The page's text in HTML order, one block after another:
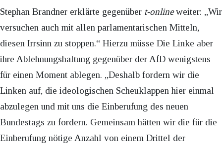
Stephan Brandner erklärte gegenüber t-onlineweiter: „Wir
versuchen auch mit allen parlamentarischen Mitteln,
diesen Irrsinn zu stoppen.“ Hierzu müsse Die Linke aber
ihre Ablehnungshaltung gegenüber der AfD wenigstens
für einen Moment ablegen. „Deshalb fordern wir die
Linken auf, die ideologischen Scheuklappen hier einmal
abzulegen und mit uns die Einberufung des neuen
Bundestags zu fordern. Gemeinsam hätten wir die für die
Einberufung nötige Anzahl von einem Drittel der